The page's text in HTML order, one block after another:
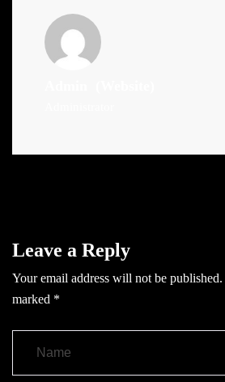
Leave a Reply
Your email address will not be published.
marked *